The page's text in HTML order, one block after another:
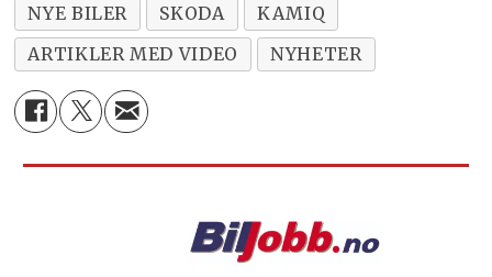
NYE BILER SKODA
KAMIQ
ARTIKLER MED VIDEO
NYHETER